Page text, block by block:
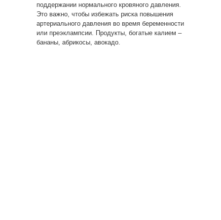
поддержании нормального кровяного давления.
Это важно, чтобы избежать риска повышения
артериального давления во время беременности
или преэклампсии. Продукты, богатые калием –
бананы, абрикосы, авокадо.